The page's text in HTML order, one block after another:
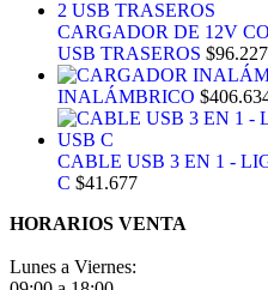
CARGADOR DE 12V
USB TRASEROS $96.227
INALÁMBRICO $
CABLE USB 3 EN 1 -
C $41.677
HORARIOS VENTA
Lunes a Viernes: